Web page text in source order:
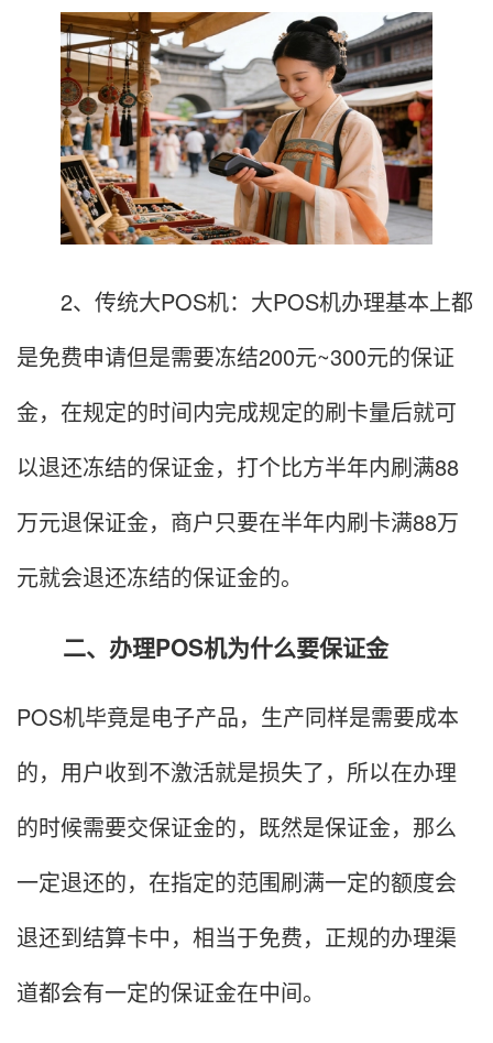
2、传统大POS机：大POS机办理基本上都
是免费申请但是需要冻结200元~300元的保证
金，在规定的时间内完成规定的刷卡量后就可
以退还冻结的保证金，打个比方半年内刷满88
万元退保证金，商户只要在半年内刷卡满88万
元就会退还冻结的保证金的。
二、办理POS机为什么要保证金
POS机毕竟是电子产品，生产同样是需要成本
的，用户收到不激活就是损失了，所以在办理
的时候需要交保证金的，既然是保证金，那么
一定退还的，在指定的范围刷满一定的额度会
退还到结算卡中，相当于免费，正规的办理渠
道都会有一定的保证金在中间。